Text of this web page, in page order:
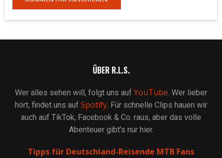
ÜBER R.L.S.
Wer alles sehen will, folgt uns auf YouTube. Wer lieber
hört, findet uns auf Spotify. Für schnelle Clips hauen wir
auch auf TikTok, Facebook & Co. raus, aber das volle
Abenteuer gibt’s nur hier.
Tipps für Deutschland-Reisende MTB Fans